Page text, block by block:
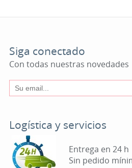
Siga conectado
Con todas nuestras novedades
Logística y servicios
Entrega en 24 h
Sin pedido